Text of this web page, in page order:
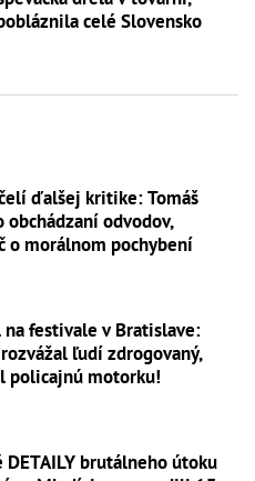
celé Slovensko
ďalšej kritike: Tomáš
obchádzaní odvodov,
o morálnom pochybení
na festivale v Bratislave:
ľudí zdrogovaný,
policajnú motorku!
DETAILY brutálneho útoku